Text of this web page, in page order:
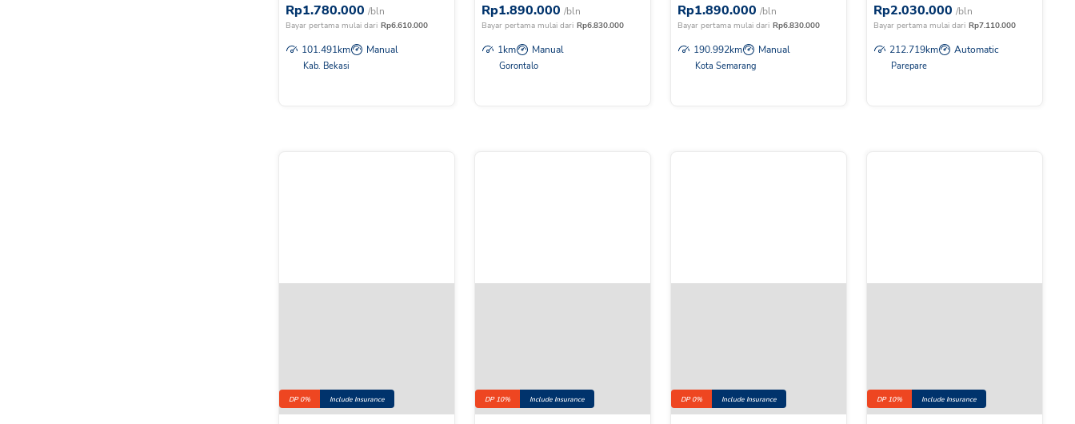
Rp1.780.000 /bln
Bayar pertama mulai dari Rp6.610.000
101.491km Manual
Kab. Bekasi
Rp1.890.000 /bln
Bayar pertama mulai dari Rp6.830.000
1km Manual
Gorontalo
Rp1.890.000 /bln
Bayar pertama mulai dari Rp6.830.000
190.992km Manual
Kota Semarang
Rp2.030.000 /bln
Bayar pertama mulai dari Rp7.110.000
212.719km Automatic
Parepare
DP 0% Include Insurance DP 10% Include Insurance DP 0% Include Insurance DP 10% Include Insurance